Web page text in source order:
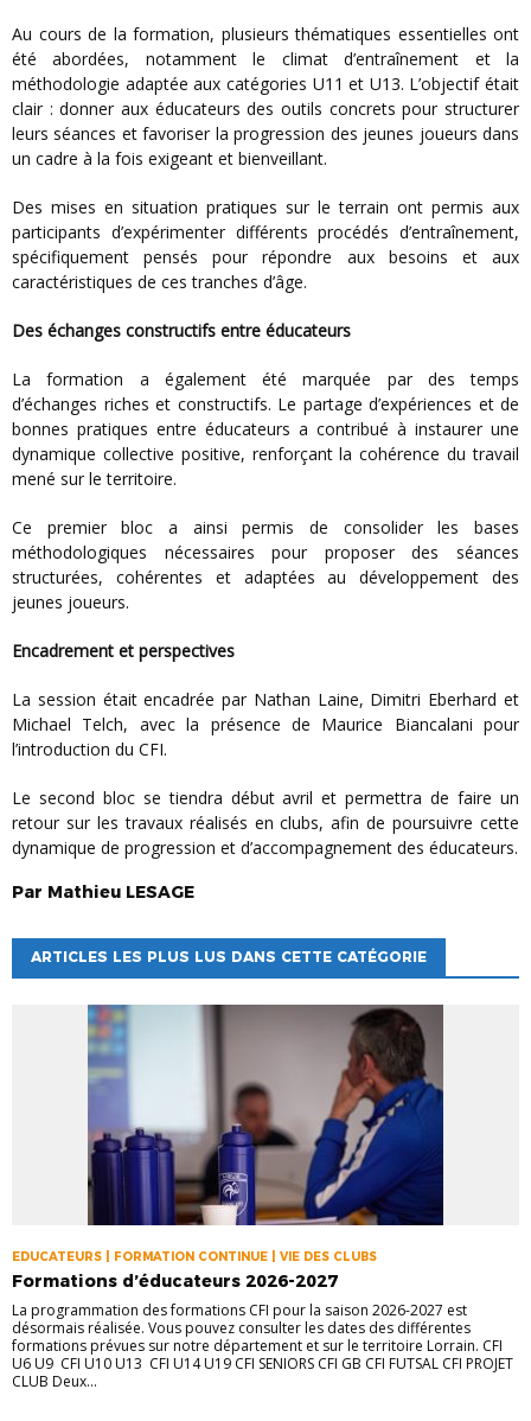
Au cours de la formation, plusieurs thématiques essentielles ont
été abordées, notamment le climat d’entraînement et la
méthodologie adaptée aux catégories U11 et U13. L’objectif était
clair : donner aux éducateurs des outils concrets pour structurer
leurs séances et favoriser la progression des jeunes joueurs dans
un cadre à la fois exigeant et bienveillant.
Des mises en situation pratiques sur le terrain ont permis aux
participants d’expérimenter différents procédés d’entraînement,
spécifiquement pensés pour répondre aux besoins et aux
caractéristiques de ces tranches d’âge.
Des échanges constructifs entre éducateurs
La formation a également été marquée par des temps
d’échanges riches et constructifs. Le partage d’expériences et de
bonnes pratiques entre éducateurs a contribué à instaurer une
dynamique collective positive, renforçant la cohérence du travail
mené sur le territoire.
Ce premier bloc a ainsi permis de consolider les bases
méthodologiques nécessaires pour proposer des séances
structurées, cohérentes et adaptées au développement des
jeunes joueurs.
Encadrement et perspectives
La session était encadrée par Nathan Laine, Dimitri Eberhard et
Michael Telch, avec la présence de Maurice Biancalani pour
l’introduction du CFI.
Le second bloc se tiendra début avril et permettra de faire un
retour sur les travaux réalisés en clubs, afin de poursuivre cette
dynamique de progression et d’accompagnement des éducateurs.
Par Mathieu LESAGE
ARTICLES LES PLUS LUS DANS CETTE CATÉGORIE
EDUCATEURS | FORMATION CONTINUE | VIE DES CLUBS
Formations d’éducateurs 2026-2027
La programmation des formations CFI pour la saison 2026-2027 est
désormais réalisée. Vous pouvez consulter les dates des différentes
formations prévues sur notre département et sur le territoire Lorrain. CFI
U6 U9 CFI U10 U13 CFI U14 U19 CFI SENIORS CFI GB CFI FUTSAL CFI PROJET
CLUB Deux...